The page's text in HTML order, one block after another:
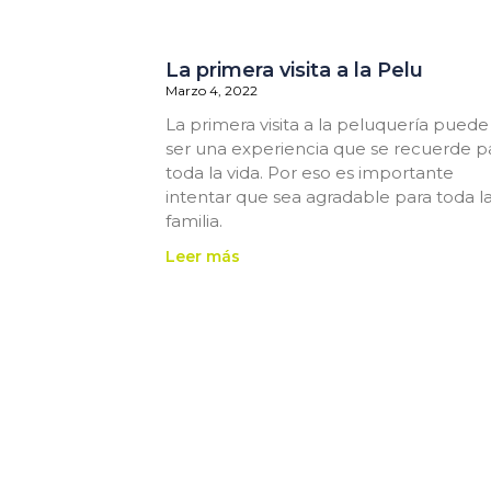
La primera visita a la Pelu
Marzo 4, 2022
La primera visita a la peluquería puede
ser una experiencia que se recuerde
toda la vida. Por eso es importante
intentar que sea agradable para toda la
familia.
Leer más